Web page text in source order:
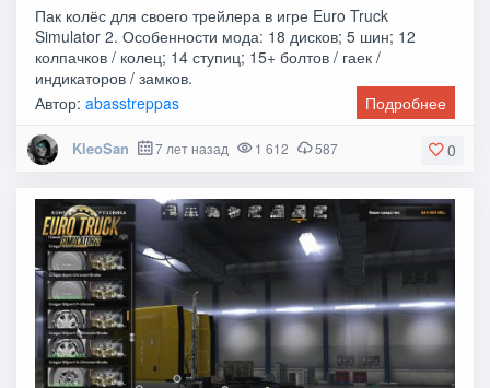
Пак колёс для своего трейлера в игре Euro Truck
Simulator 2. Особенности мода: 18 дисков; 5 шин; 12
колпачков / колец; 14 ступиц; 15+ болтов / гаек /
индикаторов / замков.
Автор:abasstreppas Подробнее
0
KleoSan 7 лет назад 1 612 587